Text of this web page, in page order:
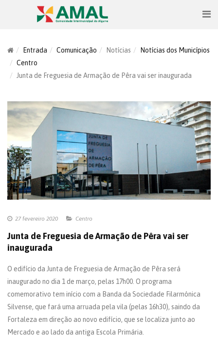
Entrada Comunicação Notícias
Notícias dos Municípios
Centro
Junta de Freguesia de Armação de Pêra vai ser inaugurada
27 fevereiro 2020 Centro
Junta de Freguesia de Armação de Pêra vai ser
inaugurada
O edifício da Junta de Freguesia de Armação de Pêra será
inaugurado no dia 1 de março, pelas 17h00. O programa
comemorativo tem início com a Banda da Sociedade Filarmónica
Silvense, que fará uma arruada pela vila (pelas 16h30), saindo da
Fortaleza em direção ao novo edifício, que se localiza junto ao
Mercado e ao lado da antiga Escola Primária.